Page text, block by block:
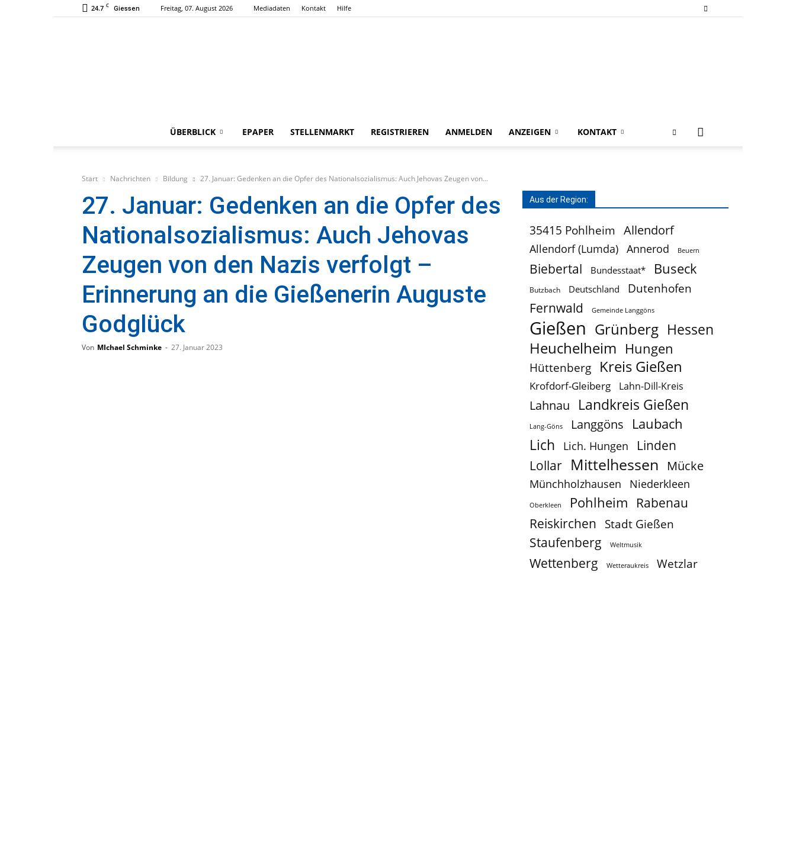
24.7 C Giessen Freitag, 07. August 2026 Mediadaten Kontakt Hilfe
Zeitung
ÜBERBLICK EPAPER STELLENMARKT REGISTRIEREN ANMELDEN ANZEIGEN KONTAKT
Start Nachrichten Bildung 27. Januar: Gedenken an die Opfer des Nationalsozialismus: Auch Jehovas Zeugen von...
27. Januar: Gedenken an die Opfer des
Nationalsozialismus: Auch Jehovas
Zeugen von den Nazis verfolgt –
Erinnerung an die Gießenerin Auguste
Godglück
Von MIchael Schminke - 27. Januar 2023
Aus der Region:
35415 Pohlheim Allendorf
Allendorf (Lumda) Annerod Beuern
Biebertal Bundesstaat* Buseck
Butzbach Deutschland Dutenhofen
Fernwald Gemeinde Langgöns
Gießen Grünberg Hessen
Heuchelheim Hungen
Hüttenberg Kreis Gießen
Krofdorf-Gleiberg Lahn-Dill-Kreis
Lahnau Landkreis Gießen
Lang-Göns Langgöns Laubach
Lich Lich. Hungen Linden
Lollar Mittelhessen Mücke
Münchholzhausen Niederkleen
Oberkleen Pohlheim Rabenau
Reiskirchen Stadt Gießen
Staufenberg Weltmusik
Wettenberg Wetteraukreis Wetzlar